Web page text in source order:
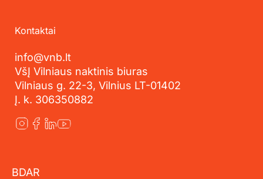
Kontaktai
info@vnb.lt
VšĮ Vilniaus naktinis biuras
Vilniaus g. 22-3, Vilnius LT-01402
Į. k. 306350882
BDAR